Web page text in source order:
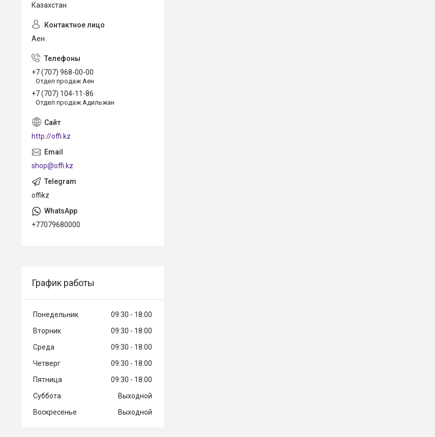
Казахстан
Аен
+7 (707) 968-00-00
Отдел продаж Аен
+7 (707) 104-11-86
Отдел продаж Адильжан
http://offi.kz
shop@offi.kz
offikz
+77079680000
График работы
Понедельник 09:30
18:00
Вторник
09:30
18:00
Среда
09:30
18:00
Четверг
09:30
18:00
Пятница
09:30
18:00
Суббота
Выходной
Воскресенье
Выходной